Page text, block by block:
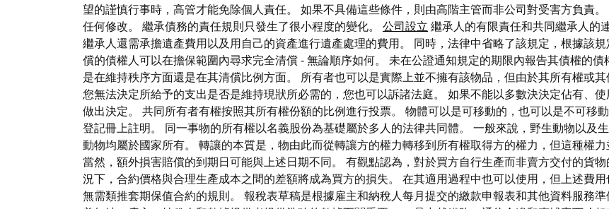
望的謹慎行事時，高管才能免除個人責任。 如果不具備這些條件，則由高階主管而非公司對受害方負責
任何修改。 繼承債務的責任規則只發生了很小程度的變化。 公司設立 繼承人的有限責任和共同繼承人的
繼承人還需承擔遺產費用以及用自己的資產進行遺產處理的費用。 同時，法律中省略了該規定，根據該
償的債權人可以在擔保範圍內尋求完全清償 - 無論順序如何。 未在公證通知規定的期限內報告其債權的
是在維持秩序方面還是在其清償比例方面。 所有者也可以是實際上並不擁有該物品，但由於其所有權或
您無法決定所給予的支出是否是維持現狀所必需的，您也可以訴諸法庭。 如果不能以多數決決定佔有、
做出決定。 共同所有者有權按照其所有權份額的比例進行投票。 物體可以是可移動的，也可以是不可移動
登記冊上註明。 同一事物的所有權以名義股份為基礎屬於多人的法律共同體。 一般來說，野生動物以及
動物均屬於國家所有。 轉讓的本質是，物由此而從轉讓方的權力轉移到所有權取得方的權力，但這種權
當然，額外損害賠償的到期日可能與上述日期不同。 有觀點認為，對於買方自行生產而非賣方交付的貨
況下，合約價格與合理生產成本之間的差額將成為買方的損失。 在其適用過程中也可以使用，但上述費
無需類推套期保值合約的規則。 報稅表草稿是根據雇主和納稅人每月提交的繳款申報表和其他資料服